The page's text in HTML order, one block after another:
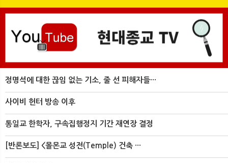
정명석에 대한 끊임 없는 기소, 줄 선 피해자들···
사이비 헌터 방송 이후
통일교 한학자, 구속집행정지 기간 재연장 결정
[반론보도] <몰몬교 성전(Temple) 건축 ···